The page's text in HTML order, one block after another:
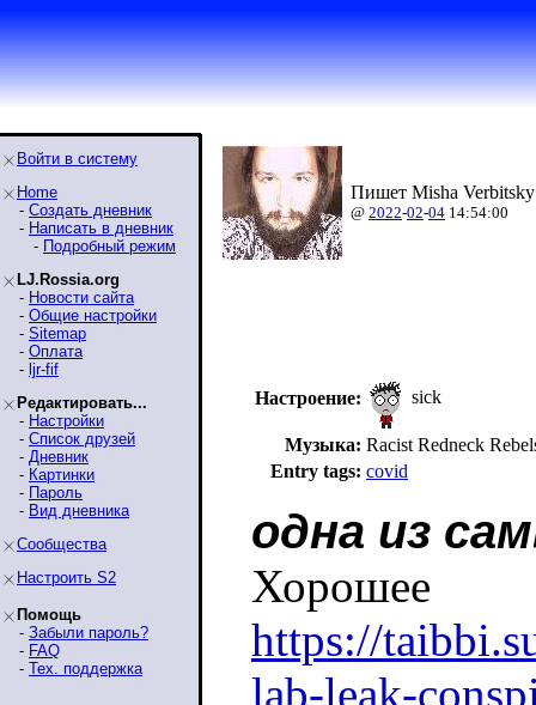
Войти в систему
Home
- Создать дневник
- Написать в дневник
- Подробный режим
LJ.Rossia.org
- Новости сайта
- Общие настройки
- Sitemap
- Оплата
- ljr-fif
Редактировать...
- Настройки
- Список друзей
- Дневник
- Картинки
- Пароль
- Вид дневника
Сообщества
Настроить S2
Помощь
- Забыли пароль?
- FAQ
- Тех. поддержка
Пишет Misha
@ 2022-02-04 14:54:00
Настроение: sick
Музыка: Racist Redneck
Entry tags: covid
одна из
Хорошее
https://
lab-leak-